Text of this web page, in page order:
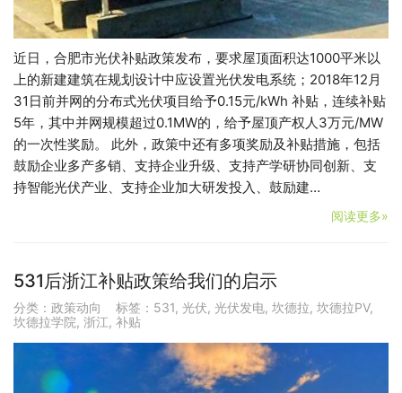
近日，合肥市光伏补贴政策发布，要求屋顶面积达1000平米以
上的新建建筑在规划设计中应设置光伏发电系统；2018年12月
31日前并网的分布式光伏项目给予0.15元/kWh 补贴，连续补贴
5年，其中并网规模超过0.1MW的，给予屋顶产权人3万元/MW
的一次性奖励。 此外，政策中还有多项奖励及补贴措施，包括
鼓励企业多产多销、支持企业升级、支持产学研协同创新、支
持智能光伏产业、支持企业加大研发投入、鼓励建…
阅读更多»
531后浙江补贴政策给我们的启示
分类： 政策动向 标签： 531, 光伏, 光伏发电, 坎德拉, 坎德拉PV,
坎德拉学院, 浙江, 补贴